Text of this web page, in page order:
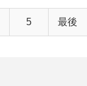
5 最後